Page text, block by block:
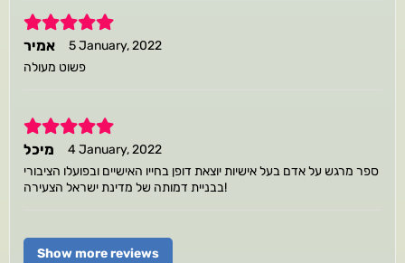
5
אמיר
5 January, 2022
פשוט מעולה
5
מיכל
4 January, 2022
ספר מרגש על אדם בעל אישיות יוצאת דופן בחייו האישיים ובפועלו הציבורי
בבניית דמותה של מדינת ישראל הצעירה!
Show more reviews